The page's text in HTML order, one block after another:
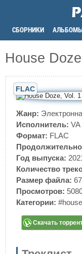
СБОРНИКИ
House
FLAC
Жанр:
Исполнитель: VA
Формат: FLAC
Год выпуска:
Количество
Размер файла:
Просмотров:
Категории: #house
Скачать